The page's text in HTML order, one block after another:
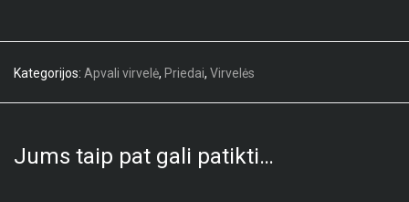
Kategorijos: Apvali virvelė, Priedai, Virvelės
Jums taip pat gali patikti…